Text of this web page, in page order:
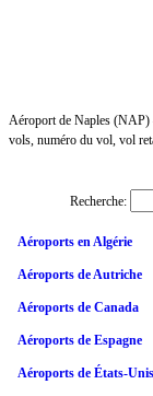
Aéroport de Naples (NAP)
vols, numéro du vol, vol
Recherche:
Aéroports en Algérie
Aéroports de Autriche
Aéroports de Canada
Aéroports de Espagne
Aéroports de États-Unis